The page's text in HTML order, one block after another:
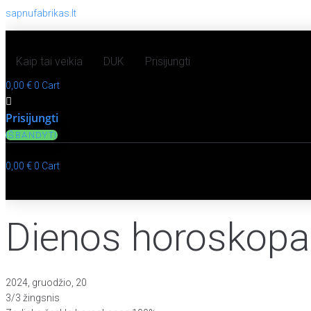
sapnufabrikas.lt
Kaip tai veikia DUK Prisijungti
0,00 € 0 Cart
Prisijungti
IŠBANDYTI
0,00 € 0 Cart
Dienos
2024, gruodžio, 20
3/3 žingsnis